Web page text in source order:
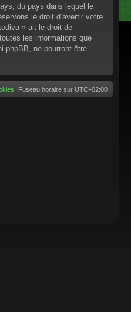
du pays dans lequel le
le droit d’avertir votre
» ait le droit de
les informations que
phpBB, ne pourront être
Fuseau horaire sur UTC+02:00